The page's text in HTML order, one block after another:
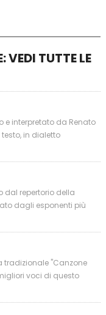
VEDI TUTTE LE
e interpretato da Renato
in dialetto
dal repertorio della
dagli esponenti più
tradizionale "Canzone
voci di questo